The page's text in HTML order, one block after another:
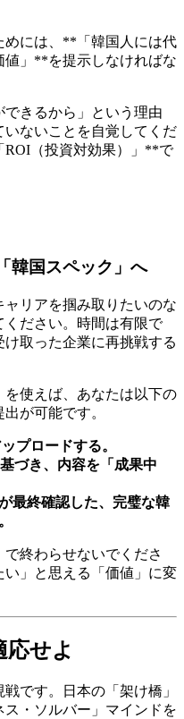
めには、**「韓国人には代
値」**を提示しなければな
できるから」という理由
ないことを自覚してくだ
ROI（投資対効果）」**で
韓国スペック」へ
リアを掴み取りたいのな
ください。時間は有限で
取った企業に再挑戦する
を使えば、あなたは以下の
が可能です。
プロードする。
づき、内容を「成果中
最終確認した、完璧な韓
終わらせないでくださ
」と思える「価値」に変
応せよ
です。日本の「架け橋」
・ソルバー」マインドを